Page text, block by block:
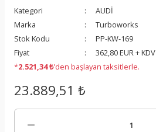
Kategori
AUDİ
Marka
Turboworks
Stok Kodu
PP-KW-169
Fiyat
362,80 EUR + KDV
*2.521,34 ₺'den başlayan taksitlerle.
23.889,51 ₺